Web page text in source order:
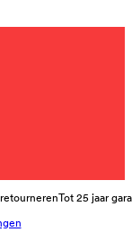
Tot 25 jaar